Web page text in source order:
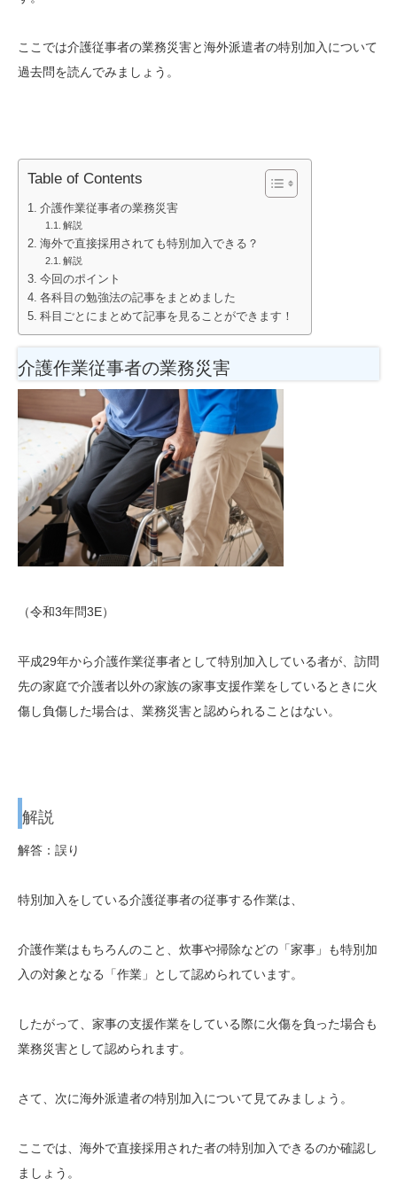
ここでは介護従事者の業務災害と海外派遣者の特別加入について
過去問を読んでみましょう。
Table of Contents
介護作業従事者の業務災害
解説
海外で直接採用されても特別加入できる？
解説
今回のポイント
各科目の勉強法の記事をまとめました
科目ごとにまとめて記事を見ることができます！
介護作業従事者の業務災害
（令和3年問3E）
平成29年から介護作業従事者として特別加入している者が、訪問
先の家庭で介護者以外の家族の家事支援作業をしているときに火
傷し負傷した場合は、業務災害と認められることはない。
解説
解答：誤り
特別加入をしている介護従事者の従事する作業は、
介護作業はもちろんのこと、炊事や掃除などの「家事」も特別加
入の対象となる「作業」として認められています。
したがって、家事の支援作業をしている際に火傷を負った場合も
業務災害として認められます。
さて、次に海外派遣者の特別加入について見てみましょう。
ここでは、海外で直接採用された者の特別加入できるのか確認し
ましょう。